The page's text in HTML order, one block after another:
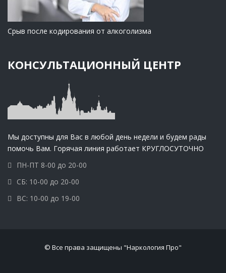
Срыв после кодирования от алкоголизма
КОНСУЛЬТАЦИОННЫЙ ЦЕНТР
Мы доступны для Вас в любой день недели и будем рады
помочь Вам. Горячая линия работает КРУГЛОСУТОЧНО
ПН-ПТ 8-00 до 20-00
СБ: 10-00 до 20-00
ВС: 10-00 до 19-00
© Все права защищены "Наркология Про"